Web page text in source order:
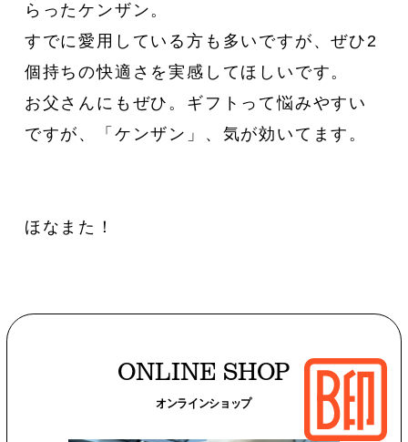
らったケンザン。
すでに愛用している方も多いですが、ぜひ2
個持ちの快適さを実感してほしいです。
お父さんにもぜひ。ギフトって悩みやすい
ですが、「ケンザン」、気が効いてます。
ほなまた！
ONLINE SHOP
オンラインショップ